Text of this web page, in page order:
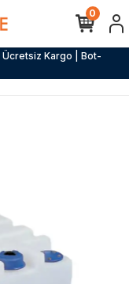
Ücretsiz Kargo | Bot-
0